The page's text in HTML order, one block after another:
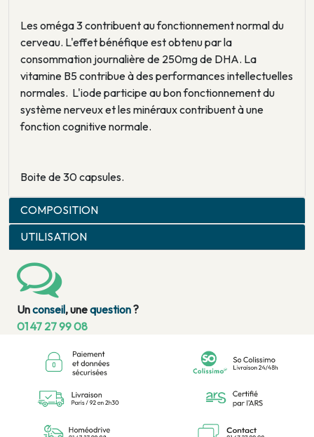
Les oméga 3 contribuent au fonctionnement normal du
cerveau. L'effet bénéfique est obtenu par la
consommation journalière de 250mg de DHA. La
vitamine B5 contribue à des performances intellectuelles
normales. L'iode participe au bon fonctionnement du
système nerveux et les minéraux contribuent à une
fonction cognitive normale.
Boite de 30 capsules.
COMPOSITION
UTILISATION
Unconseil, unequestion?
01 47 27 99 08